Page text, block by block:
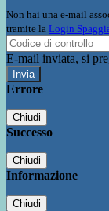
Non hai una e-mail
tramite la Login
E-mail inviata, si
Errore
Chiudi
Successo
Chiudi
Informazione
Chiudi